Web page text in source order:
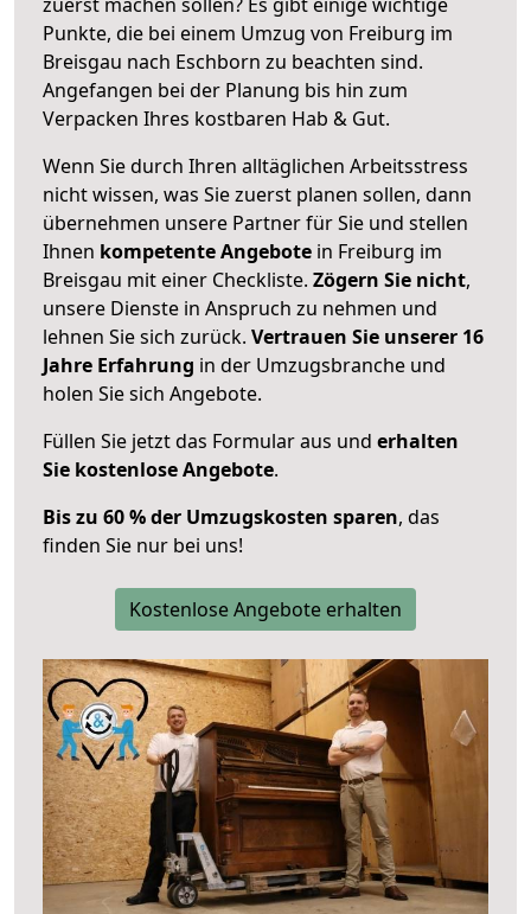
Punkte, die bei einem Umzug von Freiburg im
Breisgau nach Eschborn zu beachten sind.
Angefangen bei der Planung bis hin zum
Verpacken Ihres kostbaren Hab & Gut.
Wenn Sie durch Ihren alltäglichen Arbeitsstress
nicht wissen, was Sie zuerst planen sollen, dann
übernehmen unsere Partner für Sie und stellen
Ihnen kompetente Angebote in Freiburg im
Breisgau mit einer Checkliste. Zögern Sie nicht,
unsere Dienste in Anspruch zu nehmen und
lehnen Sie sich zurück. Vertrauen Sie unserer 16
Jahre Erfahrung in der Umzugsbranche und
holen Sie sich Angebote.
Füllen Sie jetzt das Formular aus und erhalten
Sie kostenlose Angebote.
Bis zu 60 % der Umzugskosten sparen, das
finden Sie nur bei uns!
Kostenlose Angebote erhalten